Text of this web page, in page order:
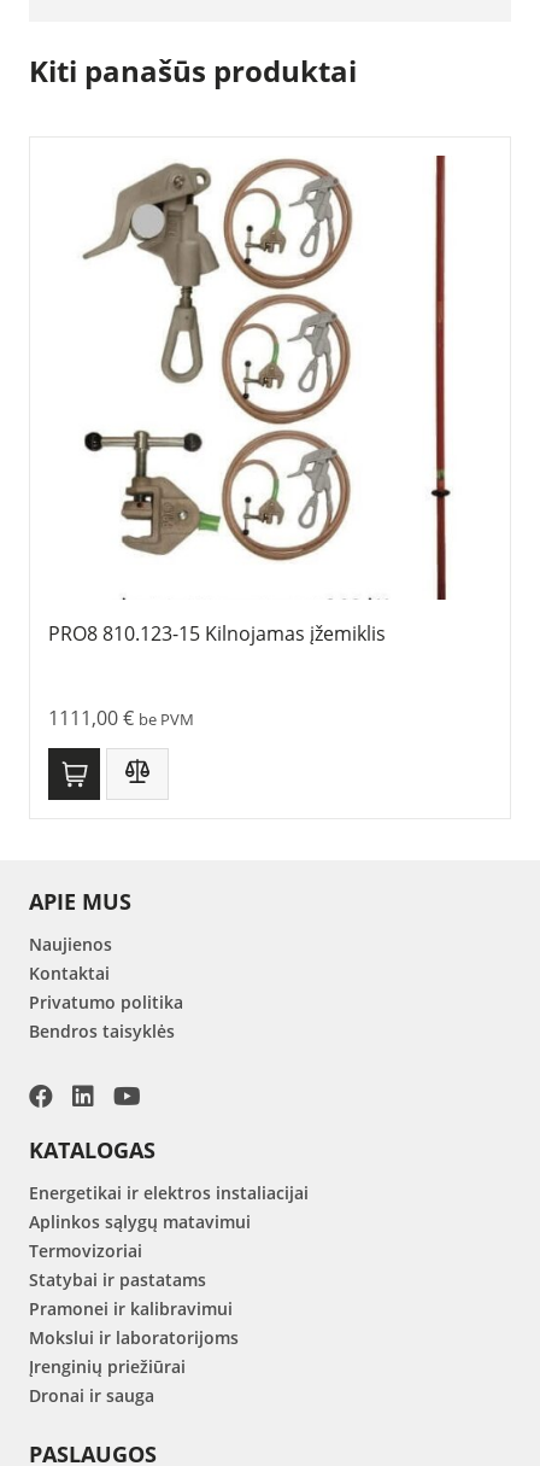
Kiti panašūs produktai
PRO8 810.123-15 Kilnojamas įžemiklis
1111,00€ be PVM
APIE MUS
Naujienos
Kontaktai
Privatumo politika
Bendros taisyklės
KATALOGAS
Energetikai ir elektros instaliacijai
Aplinkos sąlygų matavimui
Termovizoriai
Statybai ir pastatams
Pramonei ir kalibravimui
Mokslui ir laboratorijoms
Įrenginių priežiūrai
Dronai ir sauga
PASLAUGOS